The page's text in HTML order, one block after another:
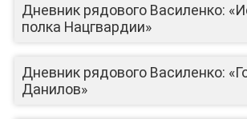
Дневник рядового Василенко:
полка Нацгвардии»
Дневник рядового Василенко:
Данилов»